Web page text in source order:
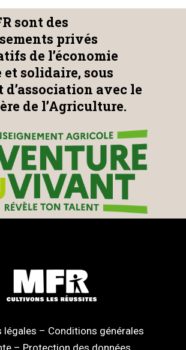
sont des
privés
de l’économie
et solidaire, sous
d’association avec le
de l’Agriculture.
légales – Conditions générales